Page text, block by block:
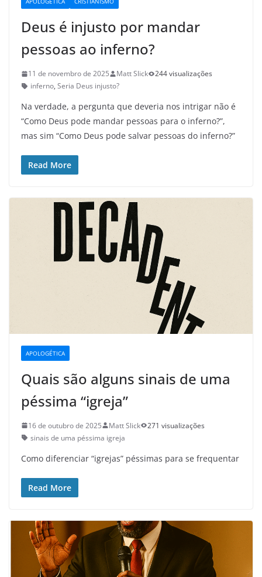
Deus é injusto por mandar
pessoas ao inferno?
11 de novembro de 2025 Matt Slick
244 visualizações
inferno, Seria Deus injusto?
Na verdade, a pergunta que deveria nos intrigar não é
“Como Deus pode mandar pessoas para o inferno?”,
mas sim “Como Deus pode salvar pessoas do inferno?”
Read More
APOLOGÉTICA
Quais são alguns sinais de uma
péssima “igreja”
16 de outubro de 2025 Matt Slick
271 visualizações
sinais de uma péssima igreja
Como diferenciar “igrejas” péssimas para se frequentar
Read More